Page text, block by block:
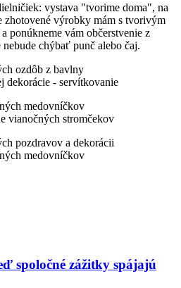
vystava "tvorime doma", na
zhotovené výrobky mám s tvorivým
ponúkneme vám občerstvenie z
chýbať punč alebo čaj.
ozdôb z bavlny
dekorácie - servítkovanie
medovníčkov
vianočných stromčekov
pozdravov a dekorácii
medovníčkov
spoločné zážitky spájajú